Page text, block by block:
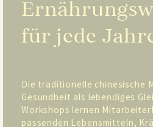
für jede
Die traditionelle chinesische
Gesundheit als lebendiges
Workshops lernen
passenden Lebensmitteln,